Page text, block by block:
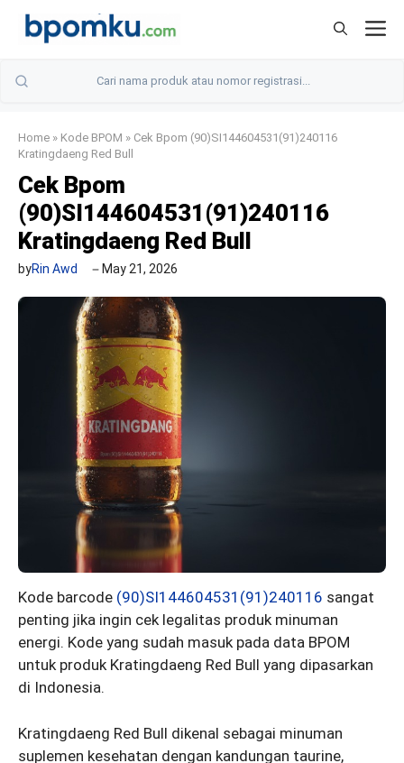
Skip
Home » Kode BPOM » Cek Bpom (90)SI144604531(91)240116
Kratingdaeng Red Bull
Cek Bpom
(90)SI144604531(91)240116
Kratingdaeng Red Bull
byRin Awd May 21, 2026
Kode barcode (90)SI144604531(91)240116 sangat
penting jika ingin cek legalitas produk minuman
energi. Kode yang sudah masuk pada data BPOM
untuk produk Kratingdaeng Red Bull yang dipasarkan
di Indonesia.
Kratingdaeng Red Bull dikenal sebagai minuman
suplemen kesehatan dengan kandungan taurine,